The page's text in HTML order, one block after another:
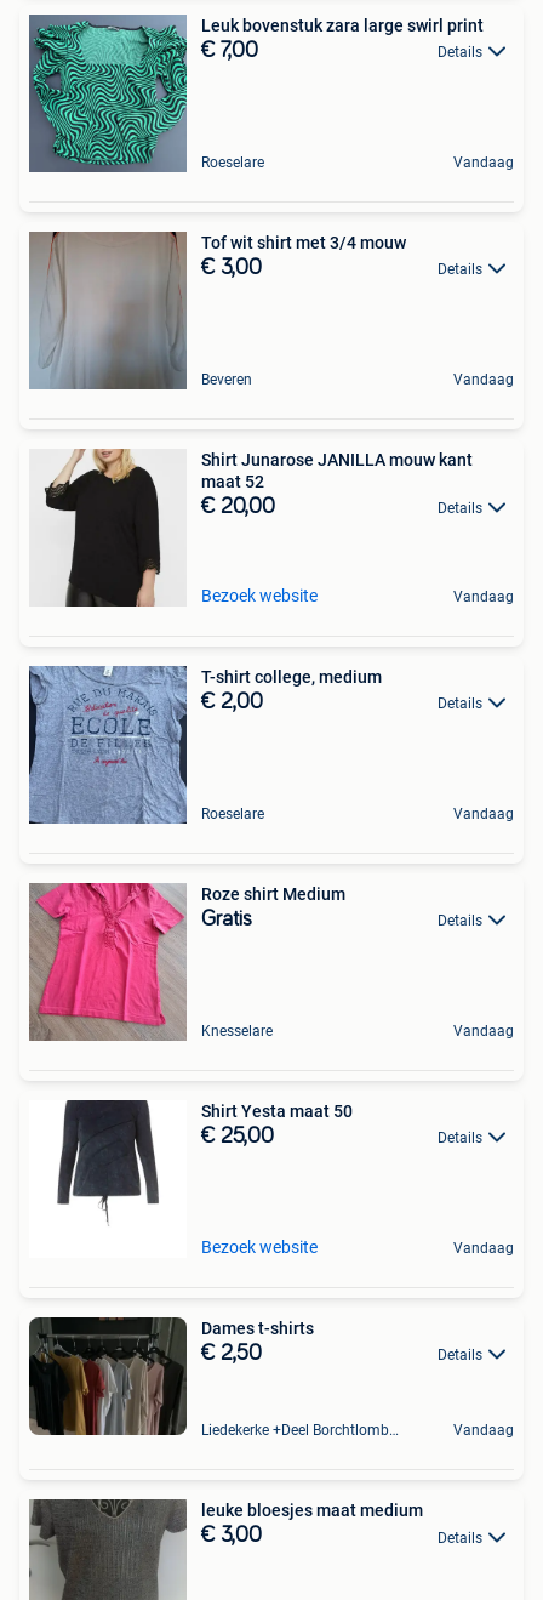
Leuk bovenstuk zara large swirl print
€ 7,00 Details
Roeselare Vandaag
Tof wit shirt met 3/4 mouw
€ 3,00 Details
Beveren Vandaag
Shirt Junarose JANILLA mouw kant
maat 52
€ 20,00 Details
Bezoek website Vandaag
T-shirt college, medium
€ 2,00 Details
Roeselare Vandaag
Roze shirt Medium
Gratis Details
Knesselare Vandaag
Shirt Yesta maat 50
€ 25,00 Details
Bezoek website Vandaag
Dames t-shirts
€ 2,50 Details
Liedekerke +Deel Borchtlombeek Vandaag
leuke bloesjes maat medium
€ 3,00 Details